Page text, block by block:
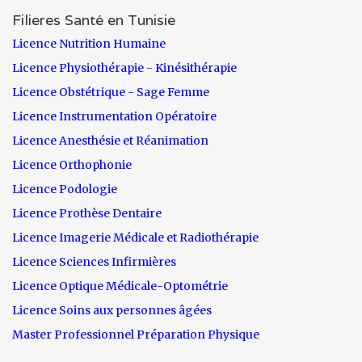
Filieres Santé en Tunisie
Licence Nutrition Humaine
Licence Physiothérapie - Kinésithérapie
Licence Obstétrique - Sage Femme
Licence Instrumentation Opératoire
Licence Anesthésie et Réanimation
Licence Orthophonie
Licence Podologie
Licence Prothèse Dentaire
Licence Imagerie Médicale et Radiothérapie
Licence Sciences Infirmières
Licence Optique Médicale-Optométrie
Licence Soins aux personnes âgées
Master Professionnel Préparation Physique